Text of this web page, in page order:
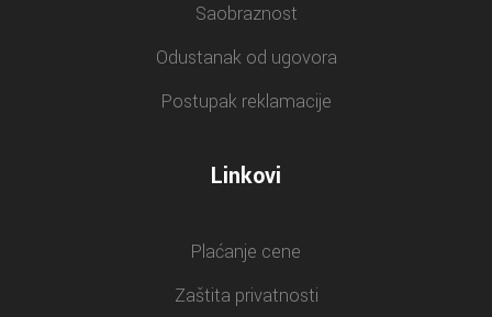
Saobraznost
Odustanak od ugovora
Postupak reklamacije
Linkovi
Plaćanje cene
Zaštita privatnosti